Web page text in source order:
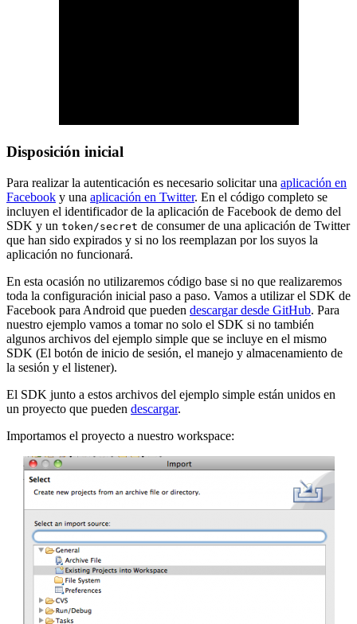
Disposición inicial
Para realizar la autenticación es necesario solicitar una aplicación en
Facebook y una aplicación en Twitter. En el código completo se
incluyen el identificador de la aplicación de Facebook de demo del
SDK y un token/secret de consumer de una aplicación de Twitter
que han sido expirados y si no los reemplazan por los suyos la
aplicación no funcionará.
En esta ocasión no utilizaremos código base si no que realizaremos
toda la configuración inicial paso a paso. Vamos a utilizar el SDK de
Facebook para Android que pueden descargar desde GitHub. Para
nuestro ejemplo vamos a tomar no solo el SDK si no también
algunos archivos del ejemplo simple que se incluye en el mismo
SDK (El botón de inicio de sesión, el manejo y almacenamiento de
la sesión y el listener).
El SDK junto a estos archivos del ejemplo simple están unidos en
un proyecto que pueden descargar.
Importamos el proyecto a nuestro workspace: